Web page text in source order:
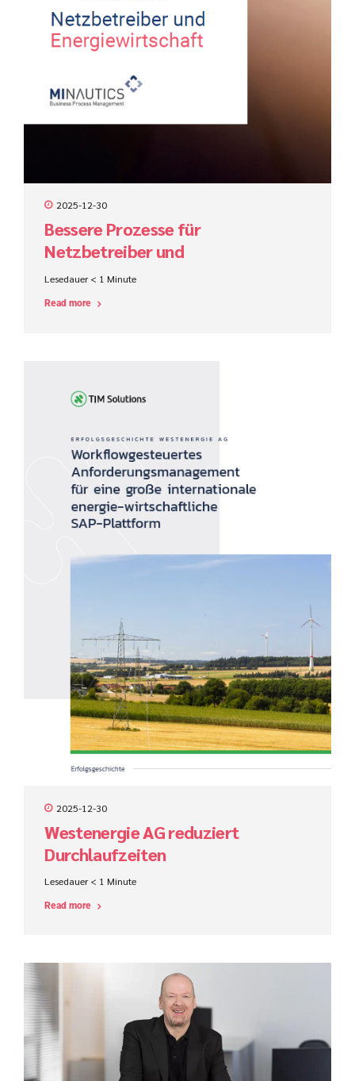
2025-12-30
Bessere Prozesse für
Netzbetreiber und
Energiewirtschaft
Lesedauer < 1 Minute
Read more
2025-12-30
Westenergie AG reduziert
Durchlaufzeiten
Lesedauer < 1 Minute
Read more